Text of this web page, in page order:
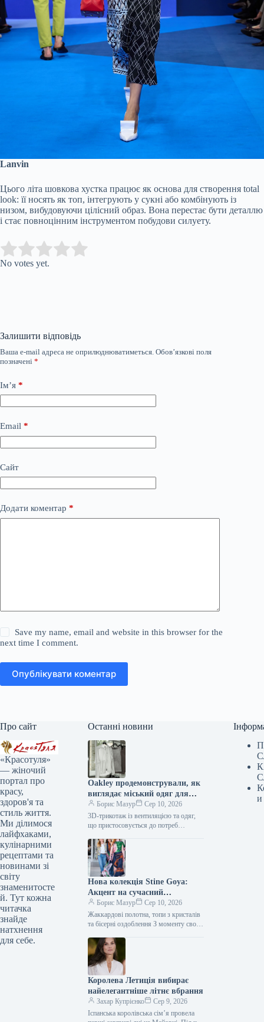
Lanvin
Цього літа шовкова хустка працює як основа для створення total
look: її носять як топ, інтегрують у сукні або комбінують із
низом, вибудовуючи цілісний образ. Вона перестає бути деталлю
і стає повноцінним інструментом побудови силуету.
Rate this item:
No votes yet.
Залишити відповідь
Ваша e-mail адреса не оприлюднюватиметься. Обов’язкові поля
позначені *
Ім’я *
Email *
Сайт
Додати коментар *
Save my name, email and website in this browser for the
next time I comment.
Опублікувати коментар
Про сайт
«Красотуля»
— жіночий
портал про
красу,
здоров'я та
стиль життя.
Ми ділимося
лайфхаками,
кулінарними
рецептами та
новинами зі
світу
знаменитосте
й. Тут кожна
читачка
знайде
натхнення
для себе.
Останні новини
Oakley продемонстрували, як
виглядає міський одяг для
змінної погоди
Борис Мазур
Сер 10, 2026
3D-трикотаж із вентиляцією та одяг,
що пристосовується до потреб
інноваційним підходом до створення
одягу для активного…
Нова колекція Stine Goya:
Акцент на сучасний
максималізм
Борис Мазур
Сер 10, 2026
Жаккардові полотна, топи з кристалів
та бісерні оздоблення З моменту свого
Goya активно формував…
Королева Летиція вибирає
найелегантніше літнє вбрання
Захар Купрієнко
Сер 9, 2026
Іспанська королівська сім’я провела
и